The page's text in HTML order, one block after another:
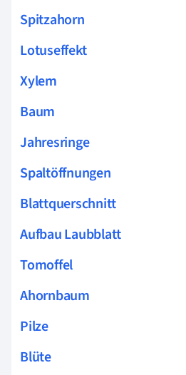
Spitzahorn
Lotuseffekt
Xylem
Baum
Jahresringe
Spaltöffnungen
Blattquerschnitt
Aufbau Laubblatt
Tomoffel
Ahornbaum
Pilze
Blüte